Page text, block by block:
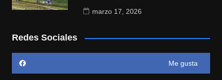
marzo 17, 2026
Redes Sociales
Me gusta